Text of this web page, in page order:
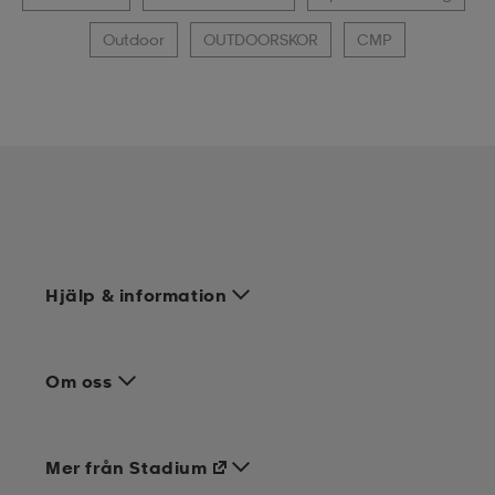
Outdoor OUTDOORSKOR CMP
Hjälp & information
Om oss
Mer från Stadium